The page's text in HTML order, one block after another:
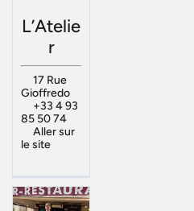
L’Atelie
r
17 Rue
Gioffredo
+33 4 93
85 50 74
Aller sur
le site